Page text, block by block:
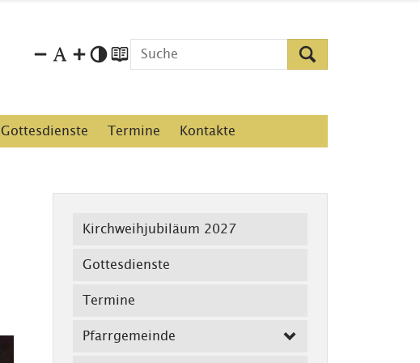
Gottesdienste Termine Kontakte
Kirchweihjubiläum 2027
Gottesdienste
Termine
Pfarrgemeinde